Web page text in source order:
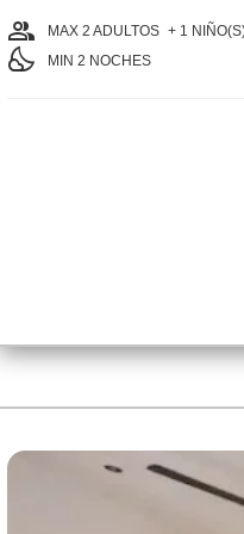
group MAX 2 ADULTOS + 1
nights_stay MIN 2 NOCHES